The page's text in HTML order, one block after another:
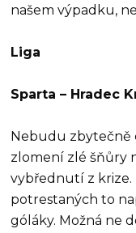
našem výpadku,
Liga
Sparta – Hradec
Nebudu zbytečně
zlomení zlé šňůry
vybřednutí z krize.
potrestaných to
góláky. Možná ne